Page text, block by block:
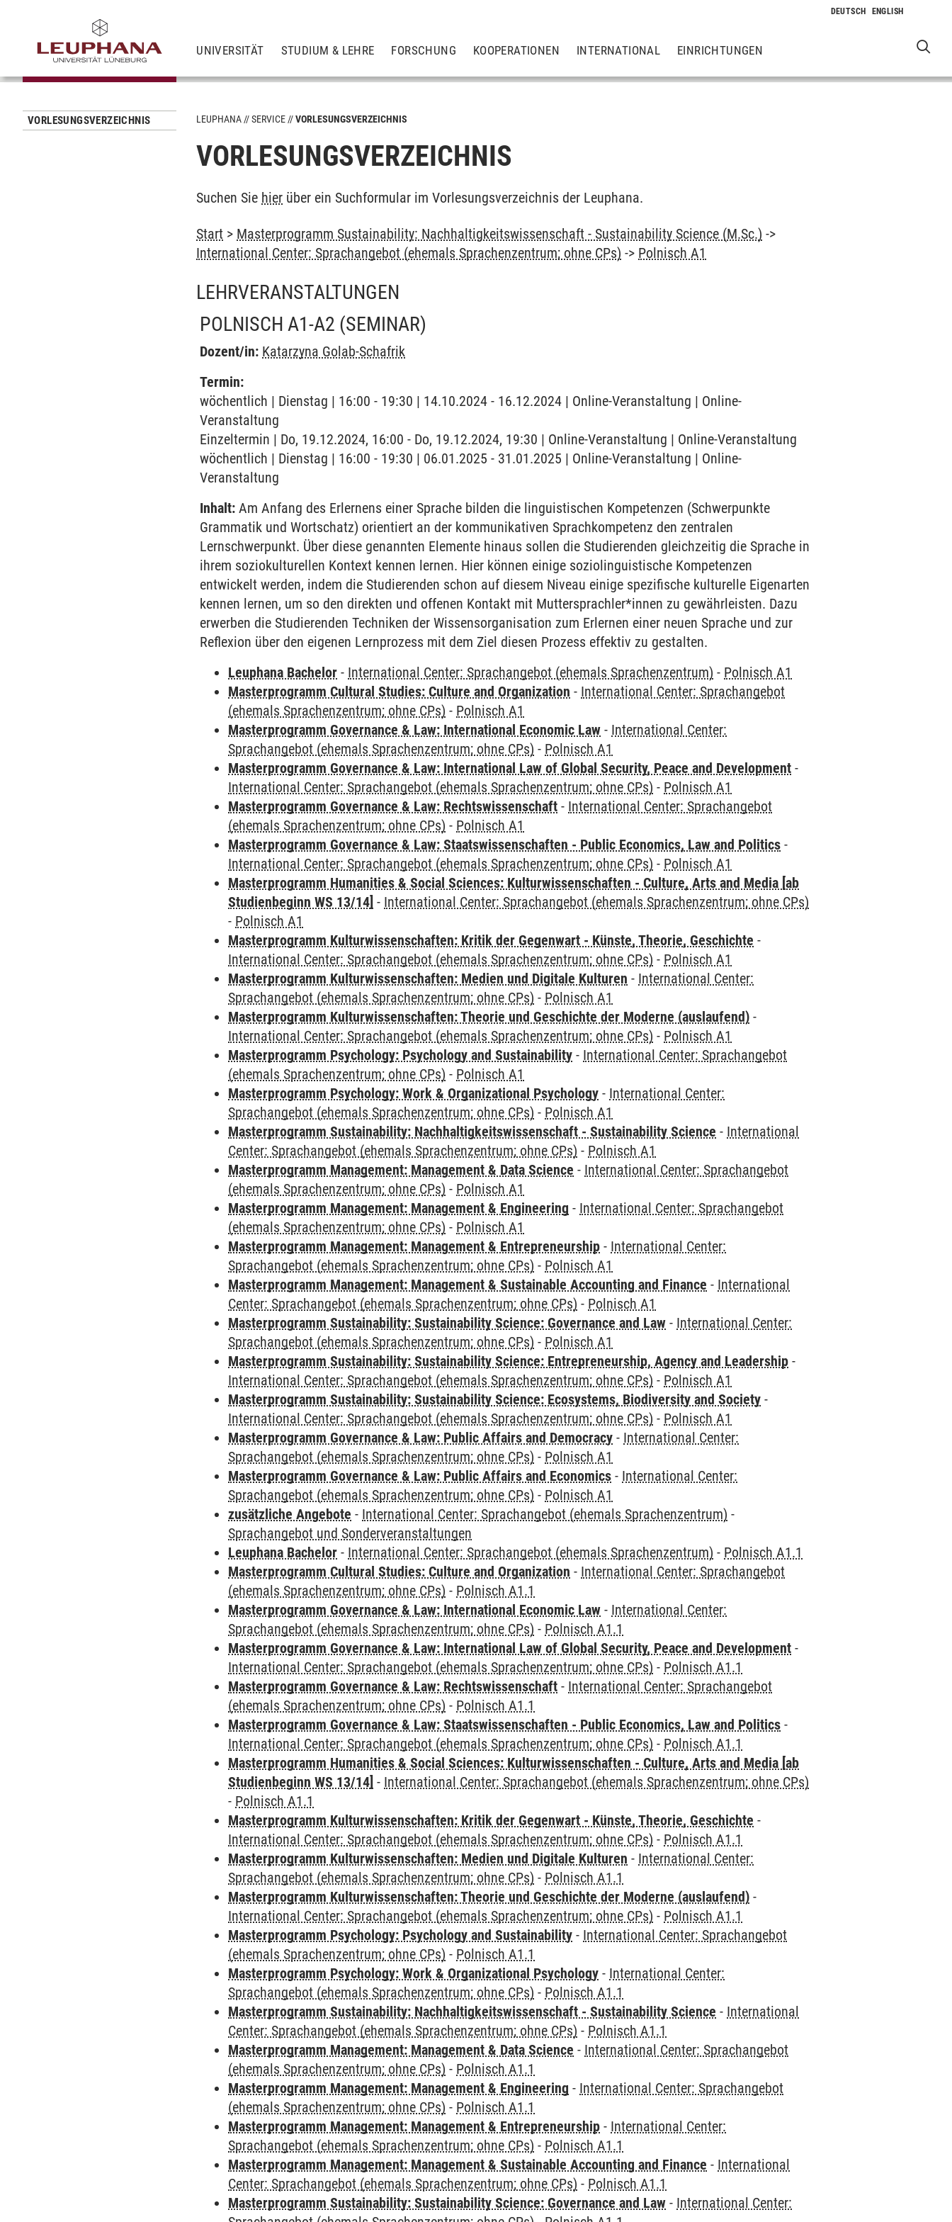
UNIVERSITÄT STUDIUM & LEHRE FORSCHUNG KOOPERATIONEN INTERNATIONAL EINRICHTUNGEN
VORLESUNGSVERZEICHNIS LEUPHANA SERVICE VORLESUNGSVERZEICHNIS
VORLESUNGSVERZEICHNIS
Suchen Sie hier über ein Suchformular im Vorlesungsverzeichnis der Leuphana.
Start > Masterprogramm Sustainability: Nachhaltigkeitswissenschaft - Sustainability Science (M.Sc.) ->
International Center: Sprachangebot (ehemals Sprachenzentrum; ohne CPs) -> Polnisch A1
LEHRVERANSTALTUNGEN
POLNISCH A1-A2 (SEMINAR)
Dozent/in: Katarzyna Golab-Schafrik
Termin:
wöchentlich | Dienstag | 16:00 - 19:30 | 14.10.2024 - 16.12.2024 | Online-Veranstaltung | Online-
Veranstaltung
Einzeltermin | Do, 19.12.2024, 16:00 - Do, 19.12.2024, 19:30 | Online-Veranstaltung | Online-Veranstaltung
wöchentlich | Dienstag | 16:00 - 19:30 | 06.01.2025 - 31.01.2025 | Online-Veranstaltung | Online-
Veranstaltung
Inhalt: Am Anfang des Erlernens einer Sprache bilden die linguistischen Kompetenzen (Schwerpunkte
Grammatik und Wortschatz) orientiert an der kommunikativen Sprachkompetenz den zentralen
Lernschwerpunkt. Über diese genannten Elemente hinaus sollen die Studierenden gleichzeitig die Sprache in
ihrem soziokulturellen Kontext kennen lernen. Hier können einige soziolinguistische Kompetenzen
entwickelt werden, indem die Studierenden schon auf diesem Niveau einige spezifische kulturelle Eigenarten
kennen lernen, um so den direkten und offenen Kontakt mit Muttersprachler*innen zu gewährleisten. Dazu
erwerben die Studierenden Techniken der Wissensorganisation zum Erlernen einer neuen Sprache und zur
Reflexion über den eigenen Lernprozess mit dem Ziel diesen Prozess effektiv zu gestalten.
Leuphana Bachelor - International Center: Sprachangebot (ehemals Sprachenzentrum) - Polnisch A1
Masterprogramm Cultural Studies: Culture and Organization - International Center: Sprachangebot
(ehemals Sprachenzentrum; ohne CPs) - Polnisch A1
Masterprogramm Governance & Law: International Economic Law - International Center:
Sprachangebot (ehemals Sprachenzentrum; ohne CPs) - Polnisch A1
Masterprogramm Governance & Law: International Law of Global Security, Peace and Development -
International Center: Sprachangebot (ehemals Sprachenzentrum; ohne CPs) - Polnisch A1
Masterprogramm Governance & Law: Rechtswissenschaft - International Center: Sprachangebot
(ehemals Sprachenzentrum; ohne CPs) - Polnisch A1
Masterprogramm Governance & Law: Staatswissenschaften - Public Economics, Law and Politics -
International Center: Sprachangebot (ehemals Sprachenzentrum; ohne CPs) - Polnisch A1
Masterprogramm Humanities & Social Sciences: Kulturwissenschaften - Culture, Arts and Media [ab
Studienbeginn WS 13/14] - International Center: Sprachangebot (ehemals Sprachenzentrum; ohne CPs)
- Polnisch A1
Masterprogramm Kulturwissenschaften: Kritik der Gegenwart - Künste, Theorie, Geschichte -
International Center: Sprachangebot (ehemals Sprachenzentrum; ohne CPs) - Polnisch A1
Masterprogramm Kulturwissenschaften: Medien und Digitale Kulturen - International Center:
Sprachangebot (ehemals Sprachenzentrum; ohne CPs) - Polnisch A1
Masterprogramm Kulturwissenschaften: Theorie und Geschichte der Moderne (auslaufend) -
International Center: Sprachangebot (ehemals Sprachenzentrum; ohne CPs) - Polnisch A1
Masterprogramm Psychology: Psychology and Sustainability - International Center: Sprachangebot
(ehemals Sprachenzentrum; ohne CPs) - Polnisch A1
Masterprogramm Psychology: Work & Organizational Psychology - International Center:
Sprachangebot (ehemals Sprachenzentrum; ohne CPs) - Polnisch A1
Masterprogramm Sustainability: Nachhaltigkeitswissenschaft - Sustainability Science - International
Center: Sprachangebot (ehemals Sprachenzentrum; ohne CPs) - Polnisch A1
Masterprogramm Management: Management & Data Science - International Center: Sprachangebot
(ehemals Sprachenzentrum; ohne CPs) - Polnisch A1
Masterprogramm Management: Management & Engineering - International Center: Sprachangebot
(ehemals Sprachenzentrum; ohne CPs) - Polnisch A1
Masterprogramm Management: Management & Entrepreneurship - International Center:
Sprachangebot (ehemals Sprachenzentrum; ohne CPs) - Polnisch A1
Masterprogramm Management: Management & Sustainable Accounting and Finance - International
Center: Sprachangebot (ehemals Sprachenzentrum; ohne CPs) - Polnisch A1
Masterprogramm Sustainability: Sustainability Science: Governance and Law - International Center:
Sprachangebot (ehemals Sprachenzentrum; ohne CPs) - Polnisch A1
Masterprogramm Sustainability: Sustainability Science: Entrepreneurship, Agency and Leadership -
International Center: Sprachangebot (ehemals Sprachenzentrum; ohne CPs) - Polnisch A1
Masterprogramm Sustainability: Sustainability Science: Ecosystems, Biodiversity and Society -
International Center: Sprachangebot (ehemals Sprachenzentrum; ohne CPs) - Polnisch A1
Masterprogramm Governance & Law: Public Affairs and Democracy - International Center:
Sprachangebot (ehemals Sprachenzentrum; ohne CPs) - Polnisch A1
Masterprogramm Governance & Law: Public Affairs and Economics - International Center:
Sprachangebot (ehemals Sprachenzentrum; ohne CPs) - Polnisch A1
zusätzliche Angebote - International Center: Sprachangebot (ehemals Sprachenzentrum) -
Sprachangebot und Sonderveranstaltungen
Leuphana Bachelor - International Center: Sprachangebot (ehemals Sprachenzentrum) - Polnisch A1.1
Masterprogramm Cultural Studies: Culture and Organization - International Center: Sprachangebot
(ehemals Sprachenzentrum; ohne CPs) - Polnisch A1.1
Masterprogramm Governance & Law: International Economic Law - International Center:
Sprachangebot (ehemals Sprachenzentrum; ohne CPs) - Polnisch A1.1
Masterprogramm Governance & Law: International Law of Global Security, Peace and Development -
International Center: Sprachangebot (ehemals Sprachenzentrum; ohne CPs) - Polnisch A1.1
Masterprogramm Governance & Law: Rechtswissenschaft - International Center: Sprachangebot
(ehemals Sprachenzentrum; ohne CPs) - Polnisch A1.1
Masterprogramm Governance & Law: Staatswissenschaften - Public Economics, Law and Politics -
International Center: Sprachangebot (ehemals Sprachenzentrum; ohne CPs) - Polnisch A1.1
Masterprogramm Humanities & Social Sciences: Kulturwissenschaften - Culture, Arts and Media [ab
Studienbeginn WS 13/14] - International Center: Sprachangebot (ehemals Sprachenzentrum; ohne CPs)
- Polnisch A1.1
Masterprogramm Kulturwissenschaften: Kritik der Gegenwart - Künste, Theorie, Geschichte -
International Center: Sprachangebot (ehemals Sprachenzentrum; ohne CPs) - Polnisch A1.1
Masterprogramm Kulturwissenschaften: Medien und Digitale Kulturen - International Center:
Sprachangebot (ehemals Sprachenzentrum; ohne CPs) - Polnisch A1.1
Masterprogramm Kulturwissenschaften: Theorie und Geschichte der Moderne (auslaufend) -
International Center: Sprachangebot (ehemals Sprachenzentrum; ohne CPs) - Polnisch A1.1
Masterprogramm Psychology: Psychology and Sustainability - International Center: Sprachangebot
(ehemals Sprachenzentrum; ohne CPs) - Polnisch A1.1
Masterprogramm Psychology: Work & Organizational Psychology - International Center:
Sprachangebot (ehemals Sprachenzentrum; ohne CPs) - Polnisch A1.1
Masterprogramm Sustainability: Nachhaltigkeitswissenschaft - Sustainability Science - International
Center: Sprachangebot (ehemals Sprachenzentrum; ohne CPs) - Polnisch A1.1
Masterprogramm Management: Management & Data Science - International Center: Sprachangebot
(ehemals Sprachenzentrum; ohne CPs) - Polnisch A1.1
Masterprogramm Management: Management & Engineering - International Center: Sprachangebot
(ehemals Sprachenzentrum; ohne CPs) - Polnisch A1.1
Masterprogramm Management: Management & Entrepreneurship - International Center:
Sprachangebot (ehemals Sprachenzentrum; ohne CPs) - Polnisch A1.1
Masterprogramm Management: Management & Sustainable Accounting and Finance - International
Center: Sprachangebot (ehemals Sprachenzentrum; ohne CPs) - Polnisch A1.1
Masterprogramm Sustainability: Sustainability Science: Governance and Law - International Center: